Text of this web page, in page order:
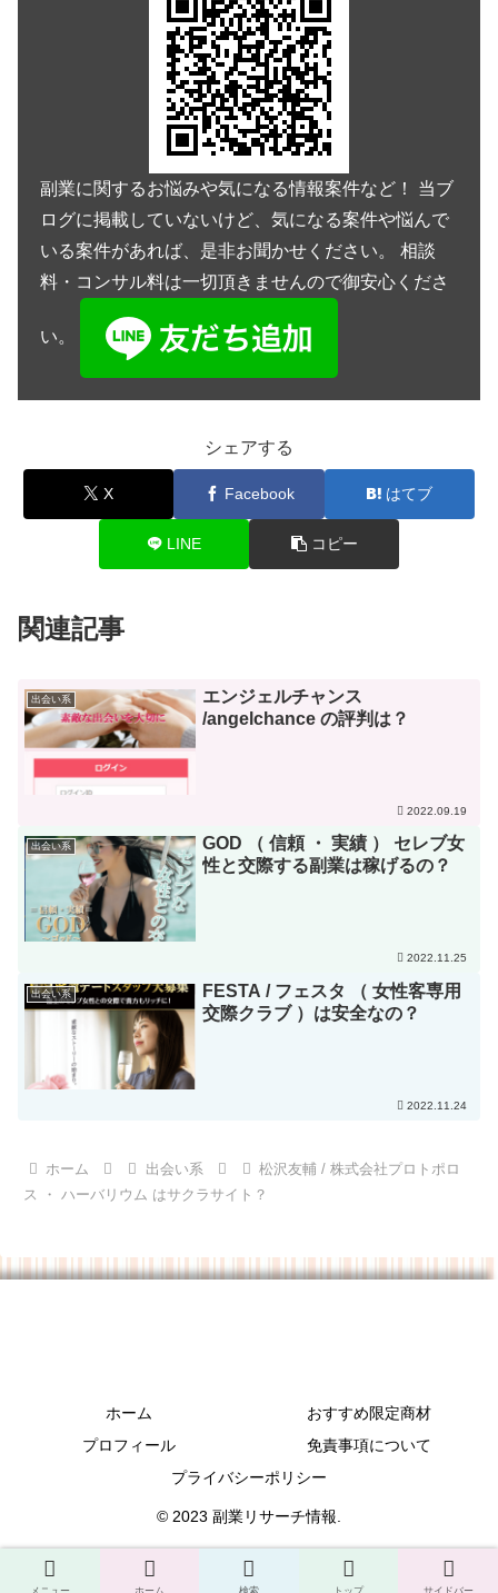
副業に関するお悩みや気になる情報案件など！ 当ブ
ログに掲載していないけど、気になる案件や悩んで
いる案件があれば、是非お聞かせください。 相談
料・コンサル料は一切頂きませんので御安心くださ
い。
シェアする
X Facebook はてブ
LINE コピー
関連記事
出会い系
エンジェルチャンス
/angelchance の評判は？
2022.09.19
出会い系
GOD （ 信頼 ・ 実績 ） セレブ女
性と交際する副業は稼げるの？
2022.11.25
出会い系
FESTA / フェスタ （ 女性客専用
交際クラブ ）は安全なの？
2022.11.24
ホーム 出会い系
松沢友輔 / 株式会社プロトポロ
ス ・ ハーバリウム はサクラサイト？
ホーム
おすすめ限定商材
プロフィール
免責事項について
プライバシーポリシー
© 2023 副業リサーチ情報.
メニュー ホーム 検索 トップ サイドバー